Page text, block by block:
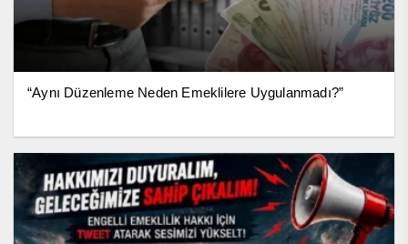
“Aynı Düzenleme Neden Emeklilere Uygulanmadı?”